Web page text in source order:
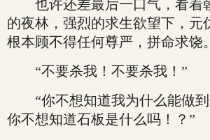
也许还差最后一口气，看着
的夜林，强烈的求生欲望下，元
根本顾不得任何尊严，拼命求饶。
“不要杀我！不要杀我！”
“你不想知道我为什么能做到
你不想知道石板是什么吗！？”